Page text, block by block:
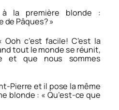
à la première blonde :
de Pâques? »
c’est facile! C’est la
tout le monde se réunit,
et que nous sommes
Pierre et il pose la même
blonde : « Qu’est-ce que